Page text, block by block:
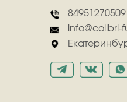
84951270509
info@colibri-